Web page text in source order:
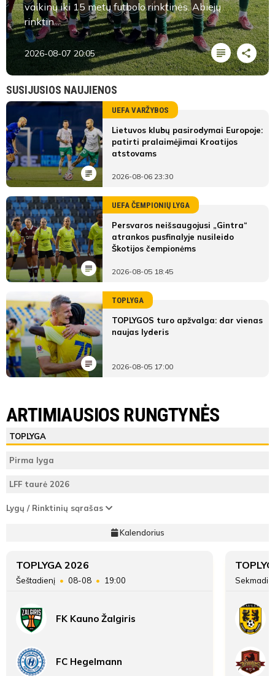
vaikinų iki 15 metų futbolo rinktinės. Abiejų
rinktin...
2026-08-07 20:05
SUSIJUSIOS NAUJIENOS
UEFA VARŽYBOS
Lietuvos klubų pasirodymai Europoje:
patirti pralaimėjimai Kroatijos
atstovams
2026-08-06 23:30
UEFA ČEMPIONIŲ LYGA
Persvaros neišsaugojusi „Gintra“
atrankos pusfinalyje nusileido
Škotijos čempionėms
2026-08-05 18:45
TOPLYGA
TOPLYGOS turo apžvalga: dar vienas
naujas lyderis
2026-08-05 17:00
Academy B
8
Vilnius Football Academy
Varžybų
ARTIMIAUSIOS RUNGTYNĖS
TOPLYGA
Pirma lyga
LFF taurė 2026
Lygų / Rinktinių sąrašas
Kalendorius
TOPLYGA 2026
Šeštadienį 08-08 19:00
FK Kauno Žalgiris
FC Hegelmann